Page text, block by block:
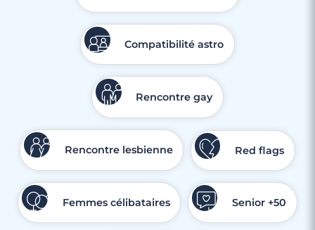
Compatibilité astro
Rencontre gay
Rencontre lesbienne Red flags
Femmes célibataires Senior +50